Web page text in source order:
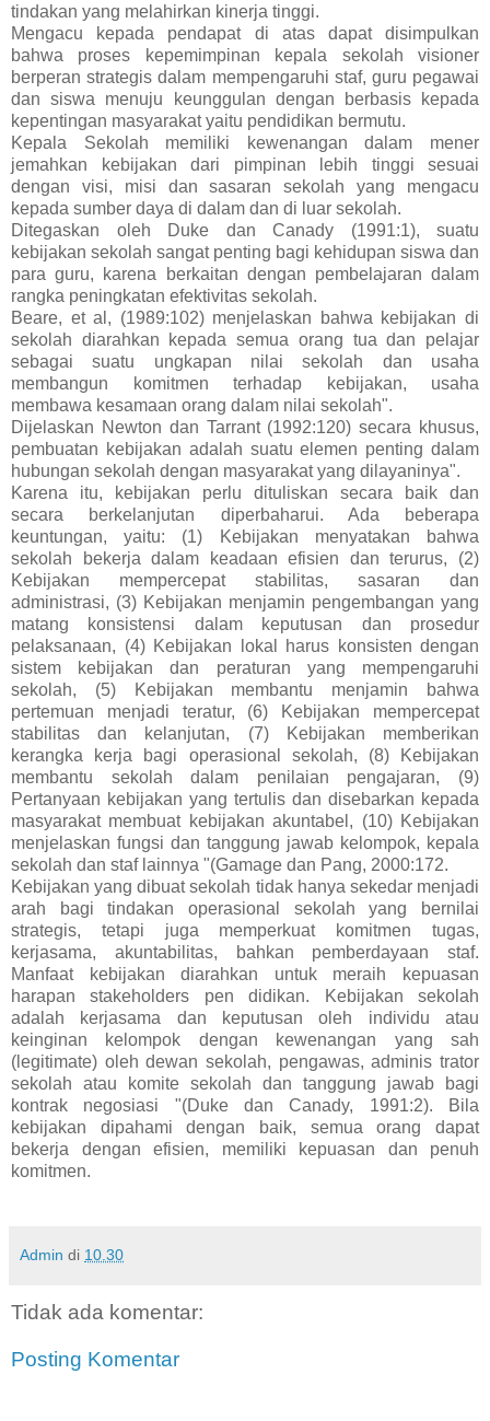
tindakan yang melahirkan kinerja tinggi.
Mengacu kepada pendapat di atas dapat disimpulkan
bahwa proses kepemimpinan kepala sekolah visioner
berperan strategis dalam mempengaruhi staf, guru pegawai
dan siswa menuju keunggulan dengan berbasis kepada
kepentingan masyarakat yaitu pendidikan bermutu.
Kepala Sekolah memiliki kewenangan dalam mener
jemahkan kebijakan dari pimpinan lebih tinggi sesuai
dengan visi, misi dan sasaran sekolah yang mengacu
kepada sumber daya di dalam dan di luar sekolah.
Ditegaskan oleh Duke dan Canady (1991:1), suatu
kebijakan sekolah sangat penting bagi kehidupan siswa dan
para guru, karena berkaitan dengan pembelajaran dalam
rangka peningkatan efektivitas sekolah.
Beare, et al, (1989:102) menjelaskan bahwa kebijakan di
sekolah diarahkan kepada semua orang tua dan pelajar
sebagai suatu ungkapan nilai sekolah dan usaha
membangun komitmen terhadap kebijakan, usaha
membawa kesamaan orang dalam nilai sekolah".
Dijelaskan Newton dan Tarrant (1992:120) secara khusus,
pembuatan kebijakan adalah suatu elemen penting dalam
hubungan sekolah dengan masyarakat yang dilayaninya".
Karena itu, kebijakan perlu dituliskan secara baik dan
secara berkelanjutan diperbaharui. Ada beberapa
keuntungan, yaitu: (1) Kebijakan menyatakan bahwa
sekolah bekerja dalam keadaan efisien dan terurus, (2)
Kebijakan mempercepat stabilitas, sasaran dan
administrasi, (3) Kebijakan menjamin pengembangan yang
matang konsistensi dalam keputusan dan prosedur
pelaksanaan, (4) Kebijakan lokal harus konsisten dengan
sistem kebijakan dan peraturan yang mempengaruhi
sekolah, (5) Kebijakan membantu menjamin bahwa
pertemuan menjadi teratur, (6) Kebijakan mempercepat
stabilitas dan kelanjutan, (7) Kebijakan memberikan
kerangka kerja bagi operasional sekolah, (8) Kebijakan
membantu sekolah dalam penilaian pengajaran, (9)
Pertanyaan kebijakan yang tertulis dan disebarkan kepada
masyarakat membuat kebijakan akuntabel, (10) Kebijakan
menjelaskan fungsi dan tanggung jawab kelompok, kepala
sekolah dan staf lainnya "(Gamage dan Pang, 2000:172.
Kebijakan yang dibuat sekolah tidak hanya sekedar menjadi
arah bagi tindakan operasional sekolah yang bernilai
strategis, tetapi juga memperkuat komitmen tugas,
kerjasama, akuntabilitas, bahkan pemberdayaan staf.
Manfaat kebijakan diarahkan untuk meraih kepuasan
harapan stakeholders pen didikan. Kebijakan sekolah
adalah kerjasama dan keputusan oleh individu atau
keinginan kelompok dengan kewenangan yang sah
(legitimate) oleh dewan sekolah, pengawas, adminis trator
sekolah atau komite sekolah dan tanggung jawab bagi
kontrak negosiasi "(Duke dan Canady, 1991:2). Bila
kebijakan dipahami dengan baik, semua orang dapat
bekerja dengan efisien, memiliki kepuasan dan penuh
komitmen.
Admin di 10.30
Tidak ada komentar:
Posting Komentar